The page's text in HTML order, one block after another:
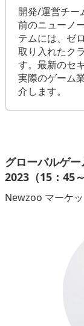
開発/運営チー
前のニューノ
テムには、ゼ
取り入れたク
す。最新のセ
実際のゲーム
介します。
グローバルゲ
2023（15：45
Newzoo マーケ